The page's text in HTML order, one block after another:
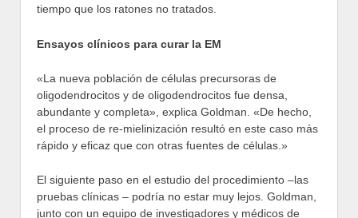
tiempo que los ratones no tratados.
Ensayos clínicos para curar la EM
«La nueva población de células precursoras de
oligodendrocitos y de oligodendrocitos fue densa,
abundante y completa», explica Goldman. «De hecho,
el proceso de re-mielinización resultó en este caso más
rápido y eficaz que con otras fuentes de células.»
El siguiente paso en el estudio del procedimiento –las
pruebas clínicas – podría no estar muy lejos. Goldman,
junto con un equipo de investigadores y médicos de